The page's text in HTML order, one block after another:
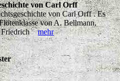
von Carl Orff
von Carl Orff . Es
von A. Bellmann,
Friedrichmehr